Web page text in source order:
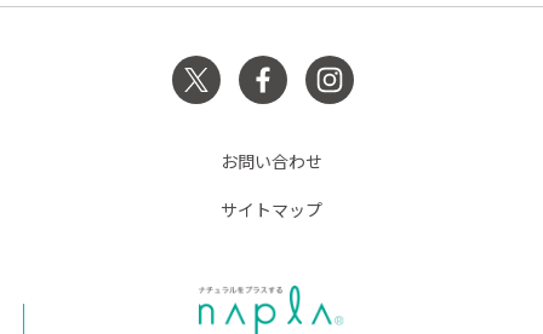
お問い合わせ
サイトマップ